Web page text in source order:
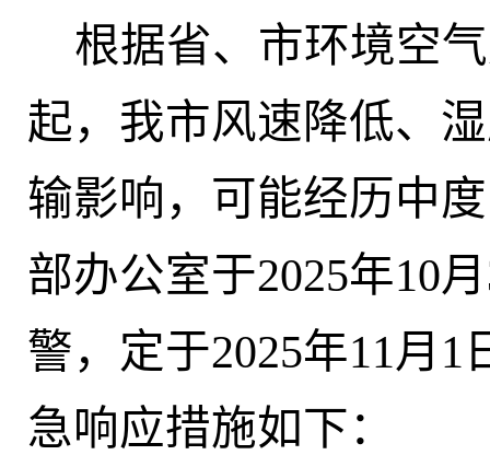
根据省、市环境空
起，我市风速降低、
输影响，可能经历中
部办公室于2025年10月
警， 定于2025年11月 1
急响应措施如下：